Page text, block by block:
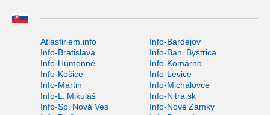
Atlasfiriem.info
Info-Bardejov
Info-Bratislava
Info-Ban. Bystrica
Info-Humenné
Info-Komárno
Info-Košice
Info-Levice
Info-Martin
Info-Michalovce
Info-L. Mikuláš
Info-Nitra.sk
Info-Sp. Nová Ves
Info-Nové Zámky